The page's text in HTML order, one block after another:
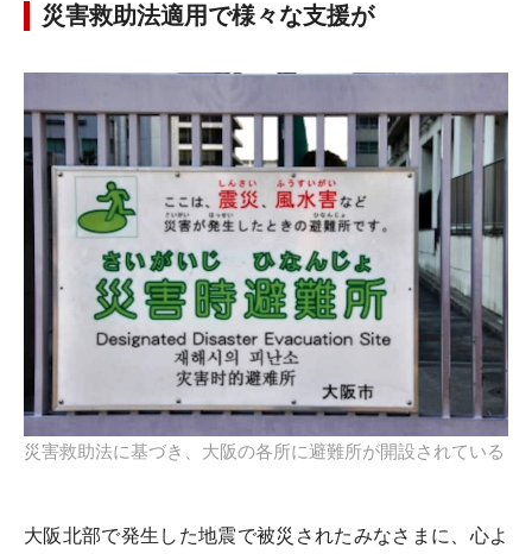
災害救助法適用で様々な支援が
災害救助法に基づき、大阪の各所に避難所が開設されている
大阪北部で発生した地震で被災されたみなさまに、心よ